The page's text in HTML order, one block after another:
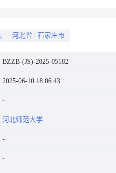
河北省 石家庄市
BZZB-(JS)-2025-05182
2025-06-10 18:06:43
河北师范大学